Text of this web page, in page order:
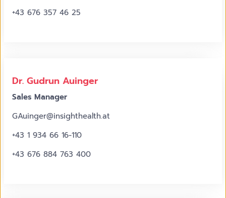
+43 676 357 46 25
Dr. Gudrun Auinger
Sales Manager
GAuinger@insighthealth.at
+43 1 934 66 16-110
+43 676 884 763 400